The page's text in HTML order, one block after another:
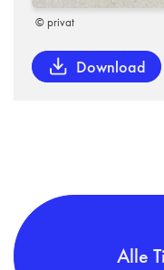
© privat
Download
Alle